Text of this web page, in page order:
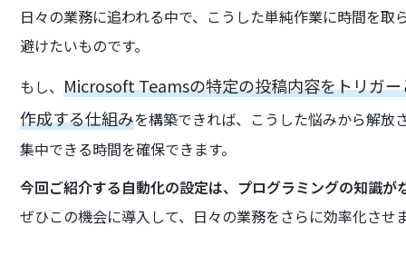
日々の業務に追われる中で、こうした単純作業に時間を
避けたいものです。
もし、Microsoft Teamsの特定の投稿内容をトリガ
作成する仕組みを構築できれば、こうした悩みから解放
集中できる時間を確保できます。
今回ご紹介する自動化の設定は、プログラミングの知識
ぜひこの機会に導入して、日々の業務をさらに効率化させ